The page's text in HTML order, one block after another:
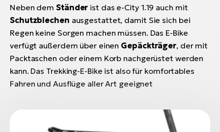
Neben dem Ständer ist das e-City 1.19 auch mit
Schutzblechen ausgestattet, damit Sie sich bei
Regen keine Sorgen machen müssen. Das E-Bike
verfügt außerdem über einen Gepäckträger, der mit
Packtaschen oder einem Korb nachgerüstet werden
kann. Das Trekking-E-Bike ist also für komfortables
Fahren und Ausflüge aller Art geeignet